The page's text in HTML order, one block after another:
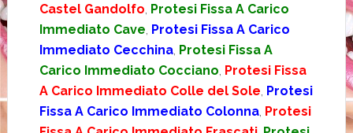
Castel Gandolfo Protesi Fissa A Carico
Immediato Cave Protesi Fissa A Carico
Immediato Cecchina, Protesi Fissa A
Carico Immediato Cocciano Protesi Fissa
A Carico Immediato Colle del Sole Protesi
Fissa A Carico Immediato Colonna, Protesi